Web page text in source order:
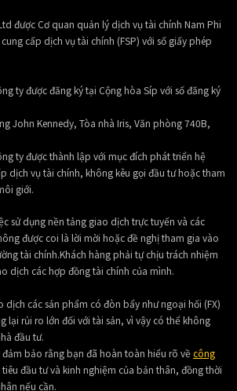
được Cơ quan quản lý dịch vụ tài chính Nam Phi
cấp dịch vụ tài chính (FSP) với số giấy phép
ty được đăng ký tại Cộng hòa Síp với số đăng ký
John Kennedy, Tòa nhà Iris, Văn phòng 740B,
ty được thành lập với mục đích phát triển hệ
dịch vụ tài chính, không kêu gọi đầu tư hoặc tham
giới.
sử dụng nền tảng giao dịch trực tuyến và các
được coi là lời mời hoặc đề nghị tham gia vào
tài chính.Khách hàng phải tự chịu trách nhiệm
dịch các hợp đồng tài chính của mình.
dịch các sản phẩm có đòn bẩy như ngoại hối (FX)
lại rủi ro lớn đối với tài sản, vì vậy có thể không
đầu tư.
bảo rằng bạn đã hoàn toàn hiểu rõ về công
đầu tư và kinh nghiệm của bản thân, đồng thời
nếu cần.